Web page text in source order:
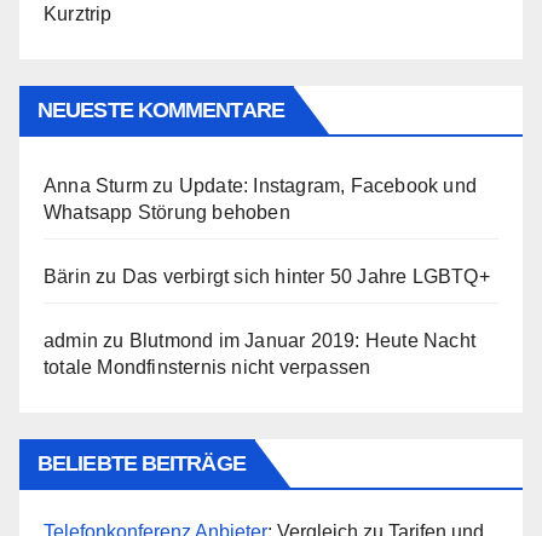
Kurztrip
NEUESTE KOMMENTARE
Anna Sturm zu Update: Instagram, Facebook und
Whatsapp Störung behoben
Bärin zu Das verbirgt sich hinter 50 Jahre LGBTQ+
admin zu Blutmond im Januar 2019: Heute Nacht
totale Mondfinsternis nicht verpassen
BELIEBTE BEITRÄGE